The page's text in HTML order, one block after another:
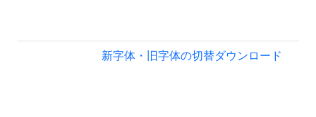
新字体・旧字体の切替ダウンロード